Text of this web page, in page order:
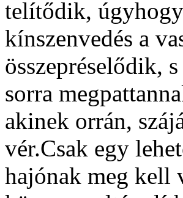
telítődik,
kínszenvedés a
összepréselődik,
sorra
akinek orrán,
vér.Csak egy
hajónak meg kell